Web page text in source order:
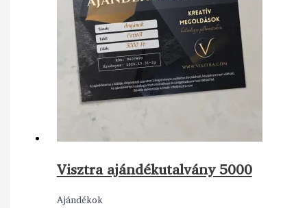
Visztra ajándékutalvány 5000
Ajándékok